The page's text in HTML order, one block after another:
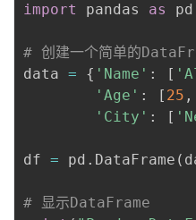
藏
import
pandas as pd
# 创建一个简单的
data = { 'Name' : [
'Age' : [ 25 ,
'City' : [
df = pd . DataFrame (
# 显示DataFrame